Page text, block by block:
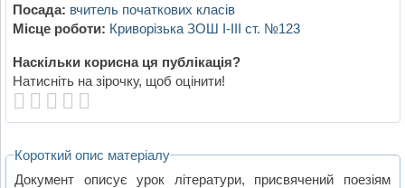
Посада: вчитель початкових класiв
Місце роботи: Криворiзька ЗОШ I-III ст. №123
Наскільки корисна ця публікація?
Натисніть на зірочку, щоб оцінити!
Короткий опис матеріалу
Документ описує урок літератури, присвячений поезіям